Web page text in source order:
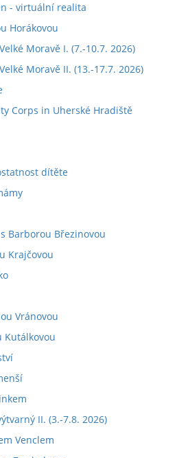
- virtuální realita
Horákovou
Moravě I. (7.-10.7. 2026)
Moravě II. (13.-17.7. 2026)
Corps in Uherské Hradiště
dítěte
Barborou Březinovou
Krajčovou
Vránovou
Kutálkovou
II. (3.-7.8. 2026)
Venclem